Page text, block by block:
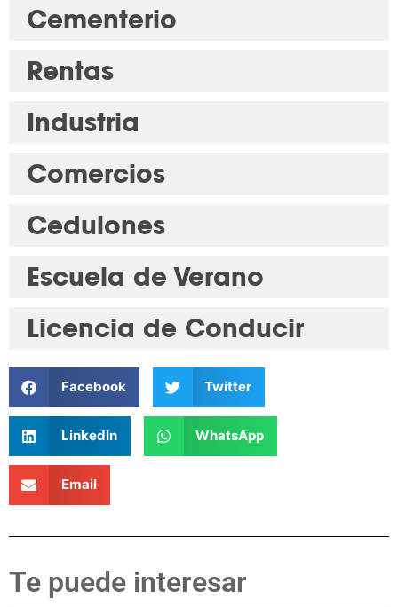
Cementerio
Rentas
Industria
Comercios
Cedulones
Escuela de Verano
Licencia de Conducir
Facebook Twitter
LinkedIn WhatsApp
Email
Te puede interesar